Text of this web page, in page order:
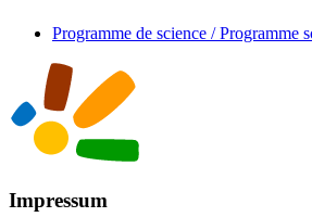
Programme de science / Programme
Impressum